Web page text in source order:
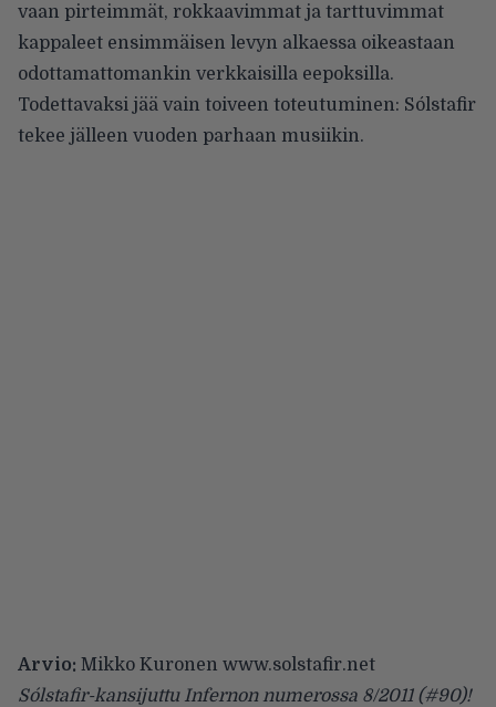
vaan pirteimmät, rokkaavimmat ja tarttuvimmat
kappaleet ensimmäisen levyn alkaessa oikeastaan
odottamattomankin verkkaisilla eepoksilla.
Todettavaksi jää vain toiveen toteutuminen: Sólstafir
tekee jälleen vuoden parhaan musiikin.
Arvio: Mikko Kuronen www.solstafir.net
Sólstafir-kansijuttu Infernon numerossa 8/2011 (#90)!